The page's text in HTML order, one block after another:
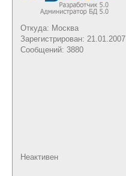
Откуда: Москва
Зарегистрирован: 21.01.2007
Сообщений: 3880
Неактивен